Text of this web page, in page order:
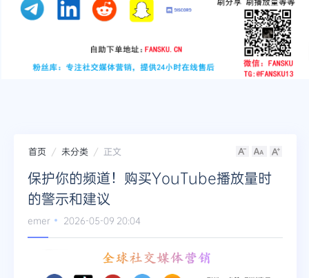
tiktok
youtube
instagram
首页 未分类 正文
保护你的频道！购买YouTube播放量时
的警示和建议
emer 2026-05-09 20:04